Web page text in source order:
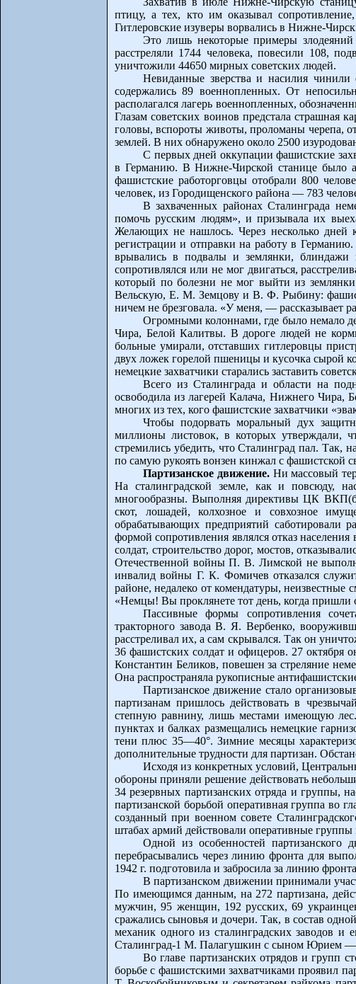
птицу, а тех, кто им оказывал
Гитлеровские изуверы ворвались в Нижне-
Это лишь некоторые примеры
расстреляли 1744 человека, повесили 108,
уничтожили 44650 мирных советских людей.
Невиданные зверства и насилия
содержались 89 военнопленных. От
располагался лагерь военнопленных,
Глазам советских воинов предстала страшная
головы, вспороты животы, проломаны черепа,
землей. В них обнаружено около 2500
С первых дней оккупации фашистские
в Германию. В Нижне-Чирской станице было
фашистские работорговцы отобрали 800
человек, из Городищенского района — 783
В захваченных районах Сталинграда
помочь русским людям», и призывала их
Желающих не нашлось. Через несколько дней
регистрации и отправки на работу в
врывались в подвалы и землянки,
сопротивлялся или не мог двигаться,
который по болезни не мог выйти из
Вельскую, Е. М. Земцову и B. Ф. Рыбину:
ничем не брезговала. «У меня, — рассказывает
Огромными колоннами, где было немало
Чира, Белой Калитвы. В дороге людей не
больные умирали, отставших гитлеровцы
двух ложек горелой пшеницы и кусочка сырой
немецкие захватчики старались заставить
Всего из Сталинграда и области на
освободила из лагерей Калача, Нижнего Чира,
многих из тех, кого фашистские захватчики
Чтобы подорвать моральный дух
миллионы листовок, в которых утверждали,
стремились убедить, что Сталинград пал. Так,
по самую рукоять вонзен кинжал с фашистской
Партизанское движение. Ни массовый
На сталинградской земле, как и повсюду,
многообразны. Выполняя директивы ЦК
скот, лошадей, колхозное и совхозное
обрабатывающих предприятий саботировали
формой сопротивления являлся отказ
солдат, строительство дорог, мостов,
Отечественной войны П. В. Лимской не
инвалид войны Г. К. Фомичев отказался
районе, недалеко от комендатуры, неизвестные
«Немцы! Вы проклянете тот день, когда пришли
Пассивные формы сопротивления
тракторного завода В. Я. Вербенко,
расстреливал их, а сам скрывался. Так он
36 фашистских солдат и офицеров. 27 октября
Константин Беликов, повешен за стреляние
Она распространяла рукописные
Партизанское движение стало
партизанам пришлось действовать в
степную равнину, лишь местами имеющую
пунктах и балках размещались немецкие
тени плюс 35—40°. Зимние месяцы
дополнительные трудности для партизан.
Исходя из конкретных условий,
обороны приняли решение действовать
34 резервных партизанских отряда и группы,
партизанской борьбой оперативная группа во
созданный при военном совете
штабах армий действовали оперативные группы
Одной из особенностей
перебрасывались через линию фронта для
1942 г. подготовила и забросила за линию
В партизанском движении принимали
По имеющимся данным, на 272 партизана,
мужчин, 95 женщин, 192 русских, 69
сражались сыновья и дочери. Так, в состав
механик одного из сталинградских заводов
Сталинград-1 М. Палагушкин с сыном Юрием
Во главе партизанских отрядов и групп
борьбе с фашистскими захватчиками проявил